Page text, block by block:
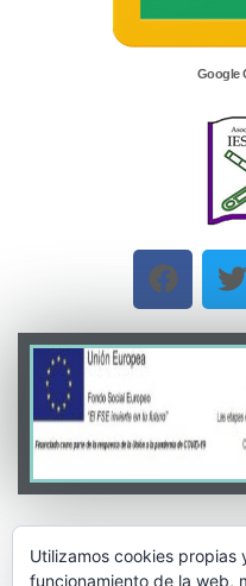
Google
Utilizamos cookies
funcionamiento de la web,